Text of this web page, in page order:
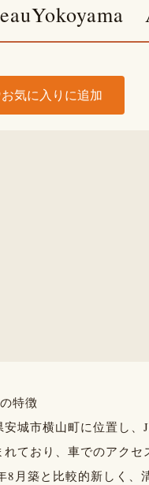
お気に入りに追加
特徴
安城市横山町に位置し
れており、車でのアクセ
8月築と比較的新しく、